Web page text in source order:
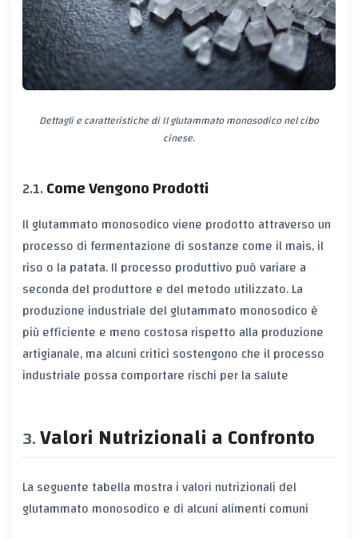
Dettagli e caratteristiche di Il glutammato monosodico nel cibo
cinese.
Come Vengono Prodotti
Il glutammato monosodico viene prodotto attraverso un
processo di fermentazione di sostanze come il mais, il
riso o la patata. Il processo produttivo può variare a
seconda del produttore e del metodo utilizzato. La
produzione industriale del glutammato monosodico è
più efficiente e meno costosa rispetto alla produzione
artigianale, ma alcuni critici sostengono che il processo
industriale possa comportare rischi per la salute
Valori Nutrizionali a Confronto
La seguente tabella mostra i valori nutrizionali del
glutammato monosodico e di alcuni alimenti comuni